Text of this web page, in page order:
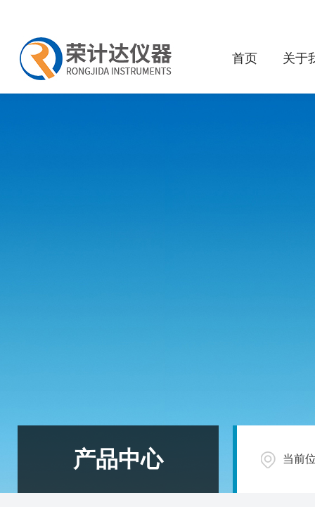
首页 关于
产品中心 当前